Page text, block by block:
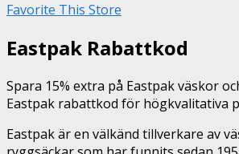
Favorite This Store
Eastpak Rabattkod
Spara 15% extra på Eastpak väskor
Eastpak rabattkod för högkvalitativa
Eastpak är en välkänd tillverkare av